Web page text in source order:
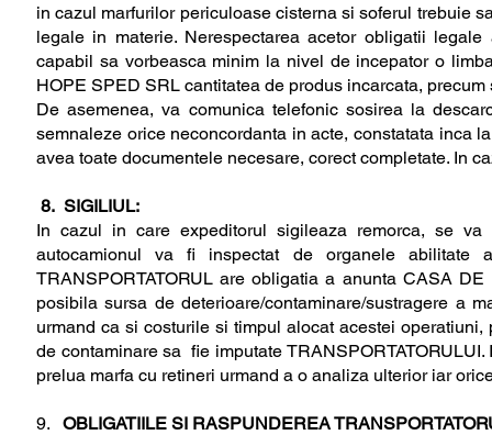
in cazul marfurilor periculoase cisterna si soferul trebuie
legale in materie. Nerespectarea acetor obligatii
capabil sa vorbeasca minim la nivel de incepator o
HOPE SPED SRL cantitatea de produs incarcata,
De asemenea, va comunica telefonic sosirea la
semnaleze orice neconcordanta in acte, constatata inca
avea toate documentele necesare, corect completate. In
8. SIGILIUL:
In cazul in care expeditorul sigileaza remorca, se
autocamionul va fi inspectat de organele
TRANSPORTATORUL are obligatia a anunta CASA
posibila sursa de deterioare/contaminare/sustragere a
urmand ca si costurile si timpul alocat acestei
de contaminare sa fie imputate
prelua marfa cu retineri urmand a o analiza ulterior iar
9. OBLIGATIILE SI RASPUNDEREA